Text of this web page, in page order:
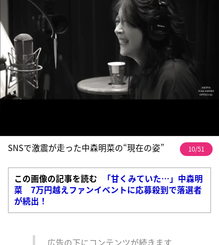
SNSで激震が走った中森明菜の“現在の姿” 10/51
この画像の記事を読む
「甘くみていた…」中森明
菜 7万円越えファンイベントに応募殺到で落選者
が続出！